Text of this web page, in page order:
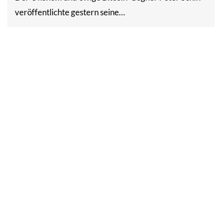
veröffentlichte gestern seine…